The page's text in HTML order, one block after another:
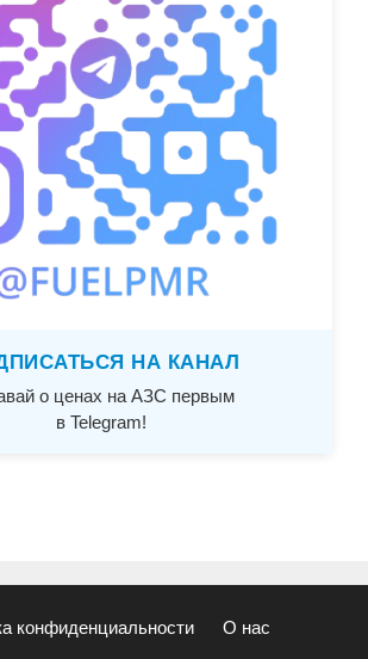
НА КАНАЛ
о ценах на АЗС первым
в Telegram!
конфиденциальности О нас